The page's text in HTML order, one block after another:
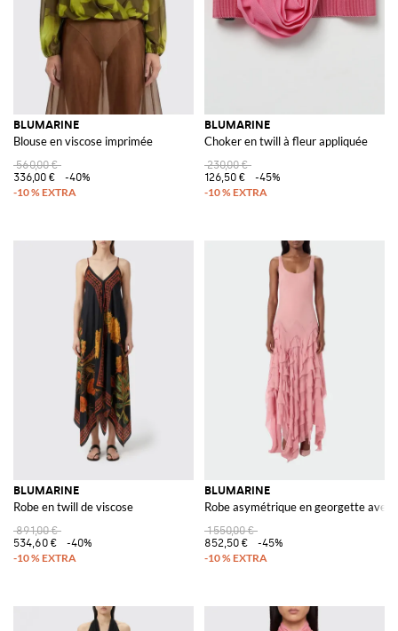
BLUMARINE
Blouse en viscose imprimée
560,00 €
336,00 €
-40%
BLUMARINE
Choker en twill à fleur appliquée
230,00 €
126,50 €
-45%
BLUMARINE
Robe en twill de viscose
891,00 €
534,60 €
-40%
BLUMARINE
Robe asymétrique en georgette avec
1 550,00 €
852,50 €
-45%